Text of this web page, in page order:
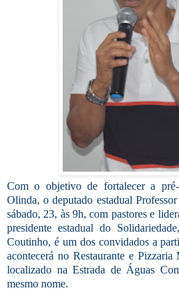
Com o objetivo de fortalecer a
Olinda, o deputado estadual
sábado, 23, às 9h, com pastores e
presidente estadual do
Coutinho, é um dos convidados a
acontecerá no Restaurante e
localizado na Estrada de Águas
mesmo nome.